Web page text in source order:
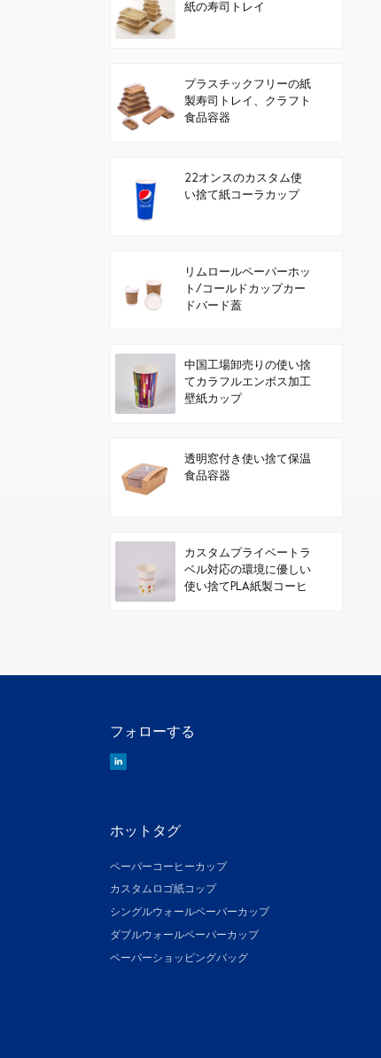
紙の寿司トレイ
プラスチックフリーの紙
製寿司トレイ、クラフト
食品容器
22オンスのカスタム使
い捨て紙コーラカップ
リムロールペーパーホッ
ト/コールドカップカー
ドバード蓋
中国工場卸売りの使い捨
てカラフルエンボス加工
壁紙カップ
透明窓付き使い捨て保温
食品容器
カスタムプライベートラ
ベル対応の環境に優しい
使い捨てPLA紙製コーヒ
フォローする
ホットタグ
ペーパーコーヒーカップ
カスタムロゴ紙コップ
シングルウォールペーパーカップ
ダブルウォールペーパーカップ
ペーパーショッピングバッグ